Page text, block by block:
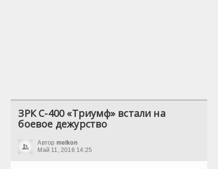
ЗРК С-400 «Триумф» встали на
боевое дежурство
Автор melkon
Май 11, 2016 14:25